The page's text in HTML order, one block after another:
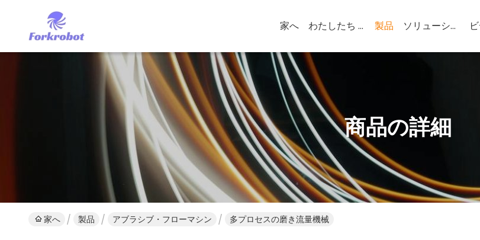
家へ わたしたち に つい て 製品 ソリューション
商品の詳細
家へ 製品 アブラシブ・フローマシン 多プロセスの磨き流量機械